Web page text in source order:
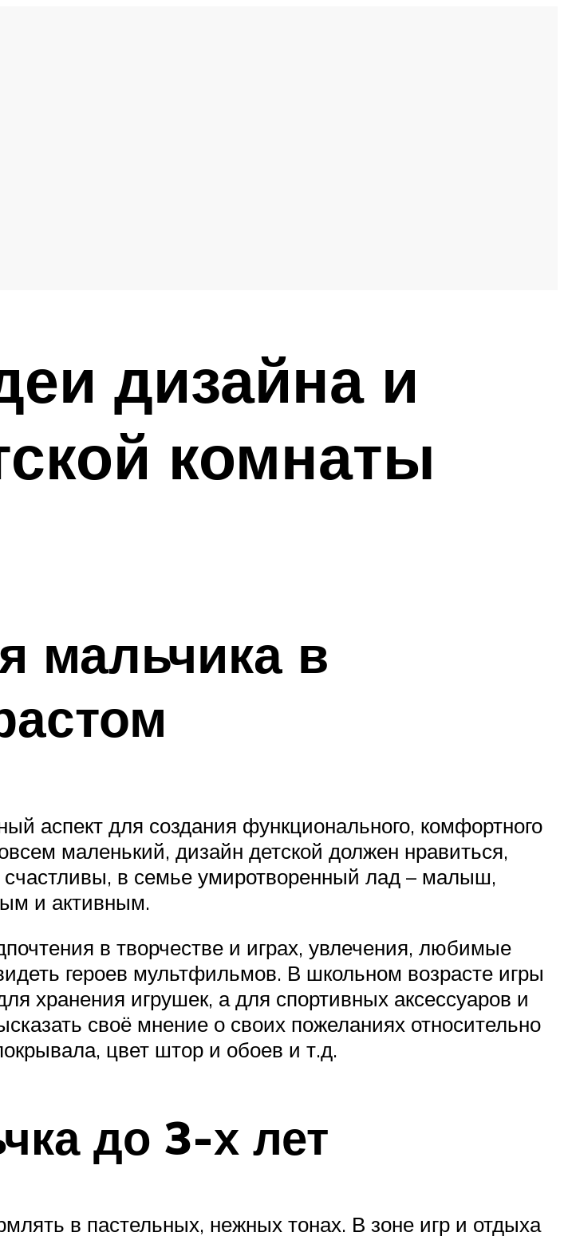
дизайна и
комнаты
мальчика в
аспект для создания функционального, комфортного
маленький, дизайн детской должен нравиться,
счастливы, в семье умиротворенный лад – малыш,
и активным.
в творчестве и играх, увлечения, любимые
героев мультфильмов. В школьном возрасте игры
хранения игрушек, а для спортивных аксессуаров и
своё мнение о своих пожеланиях относительно
цвет штор и обоев и т.д.
до 3-х лет
в пастельных, нежных тонах. В зоне игр и отдыха